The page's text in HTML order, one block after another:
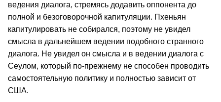
ведения диалога, стремясь додавить оппонента до
полной и безоговорочной капитуляции. Пхеньян
капитулировать не собирался, поэтому не увидел
смысла в дальнейшем ведении подобного странного
диалога. Не увидел он смысла и в ведении диалога с
Сеулом, который по-прежнему не способен проводить
самостоятельную политику и полностью зависит от
США.